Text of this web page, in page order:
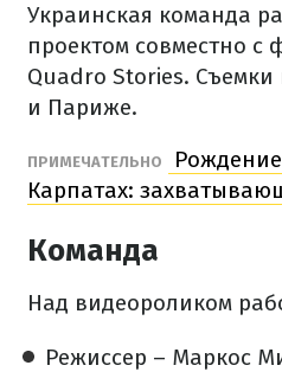
Украинская команда
проектом совместно с
Quadro Stories.
и Париже.
ПРИМЕЧАТЕЛЬНО
Карпатах:
Команда
Над видеороликом
Режиссер – Маркос